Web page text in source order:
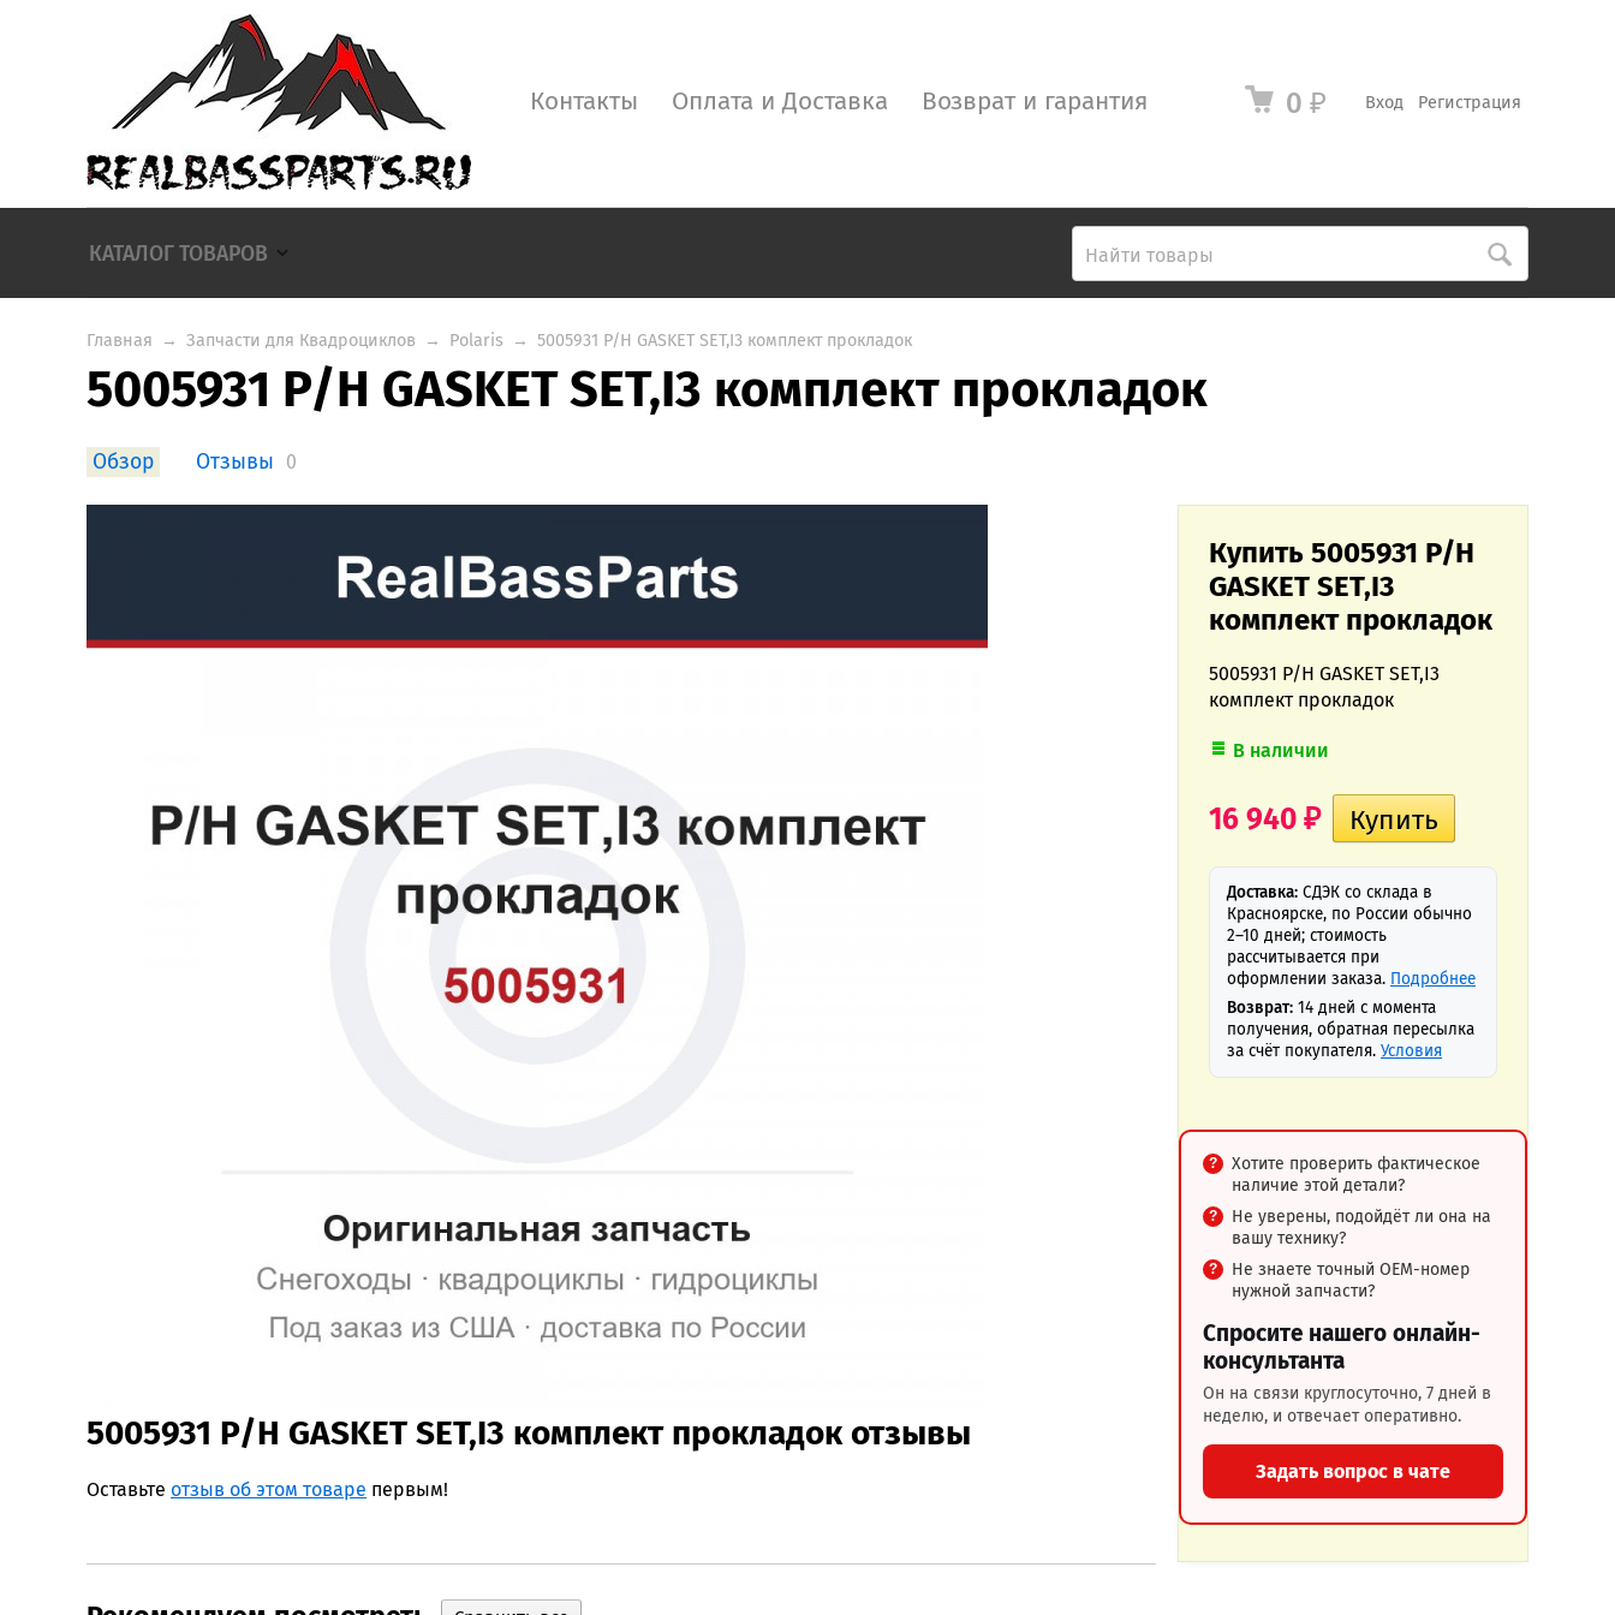
Вход Регистрация
0 ₽
Контакты Оплата и Доставка Возврат и гарантия
КАТАЛОГ ТОВАРОВ
Главная → Запчасти для Квадроциклов → Polaris → 5005931 P/H GASKET SET,I3 комплект прокладок
5005931 P/H GASKET SET,I3 комплект прокладок
Обзор Отзывы 0
Купить 5005931 P/H
GASKET SET,I3
комплект прокладок
5005931 P/H GASKET SET,I3
комплект прокладок
В наличии
16 940 ₽
Доставка: СДЭК со склада в
Красноярске, по России обычно
2–10 дней; стоимость
рассчитывается при
оформлении заказа. Подробнее
Возврат: 14 дней с момента
получения, обратная пересылка
за счёт покупателя. Условия
Хотите проверить фактическое
наличие этой детали?
Не уверены, подойдёт ли она на
вашу технику?
Не знаете точный OEM-номер
нужной запчасти?
Спросите нашего онлайн-
консультанта
Он на связи круглосуточно, 7 дней в
неделю, и отвечает оперативно.
Задать вопрос в чате
5005931 P/H GASKET SET,I3 комплект прокладок отзывы
Оставьте отзыв об этом товаре первым!